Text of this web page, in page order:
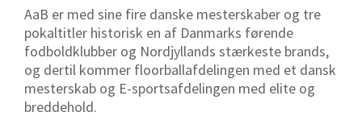
AaB er med sine fire danske mesterskaber og tre
pokaltitler historisk en af Danmarks førende
fodboldklubber og Nordjyllands stærkeste brands,
og dertil kommer floorballafdelingen med et dansk
mesterskab og E-sportsafdelingen med elite og
breddehold.